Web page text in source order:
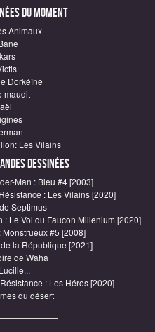
du moment
Animaux
Dorkéïne
maudit
Les Vilains
Dessinées
Man : Bleu #4 [2003]
: Les Vilains [2020]
Septimus
: Le Vol du Faucon Millenium [2020]
#5 [2008]
la République [2021]
de Waha
: Les Héros [2020]
du désert